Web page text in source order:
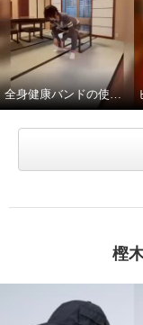
全身健康バンドの使い方
樫